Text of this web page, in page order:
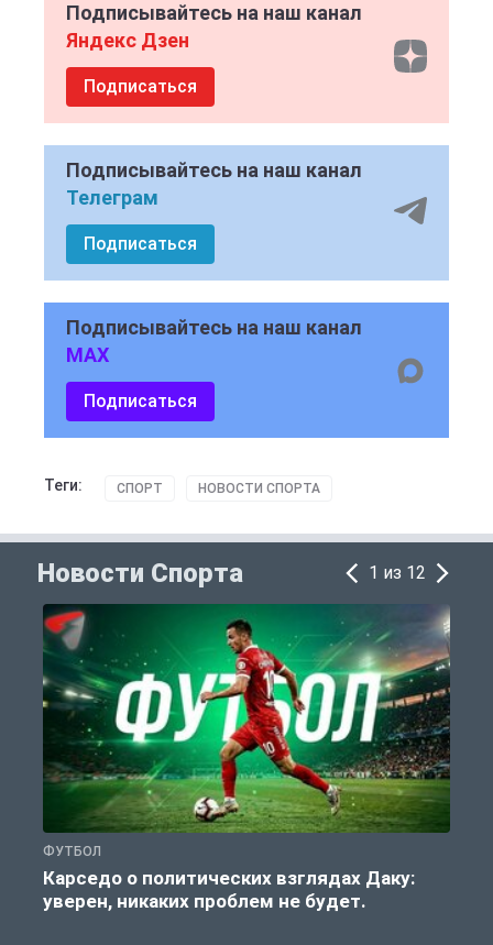
Подписывайтесь на наш канал
Яндекс Дзен
Подписаться
Подписывайтесь на наш канал
Телеграм
Подписаться
Подписывайтесь на наш канал
MAX
Подписаться
Теги: СПОРТ НОВОСТИ СПОРТА
Новости Спорта 1 из 12
ФУТБОЛ
Карседо о политических взглядах Даку:
уверен, никаких проблем не будет.